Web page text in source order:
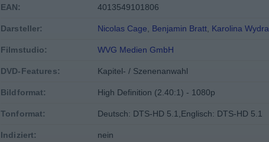
EAN: 4013549101806
Darsteller: Nicolas Cage Benjamin Bratt Karolina Wydra
Filmstudio: WVG Medien GmbH
DVD-Features: Kapitel- / Szenenanwahl
Bildformat: High Definition (2.40:1) - 1080p
Tonformat: Deutsch: DTS-HD 5.1,Englisch: DTS-HD 5.1
Indiziert: nein